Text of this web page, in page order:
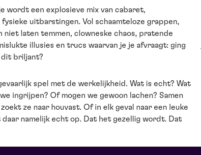
wordt een explosieve mix van cabaret,
uitbarstingen. Vol schaamteloze grappen,
niet laten temmen, clowneske chaos, pratende
illusies en trucs waarvan je je afvraagt: ging
dit briljant?
spel met de werkelijkheid. Wat is echt? Wat
ingrijpen? Of mogen we gewoon lachen? Samen
ze naar houvast. Of in elk geval naar een leuke
daar namelijk echt op. Dat het gezellig wordt. Dat